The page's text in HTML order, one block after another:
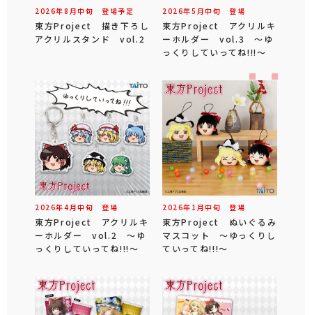
2026年8 月中旬 登場予定
東方Project 描き下ろし
アクリルスタンド vol.2
2026年5 月中旬 登場
東方Project アクリルキ
ーホルダー vol.3 ～ゆ
っくりしていってね!!!～
2026年4 月中旬 登場
東方Project アクリルキ
ーホルダー vol.2 ～ゆ
っくりしていってね!!!～
2026年 1 月中旬 登場
東方Project ぬいぐるみ
マスコット ～ゆっくりし
ていってね!!!～